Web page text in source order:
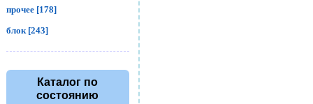
прочее [178]
блок [243]
Каталог по
состоянию